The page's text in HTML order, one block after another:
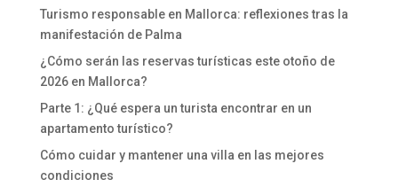
Turismo responsable en Mallorca: reflexiones tras la
manifestación de Palma
¿Cómo serán las reservas turísticas este otoño de
2026 en Mallorca?
Parte 1: ¿Qué espera un turista encontrar en un
apartamento turístico?
Cómo cuidar y mantener una villa en las mejores
condiciones